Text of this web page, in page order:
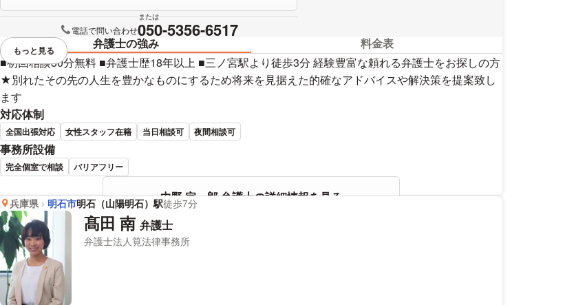
または
電話で問い合わせ050-5356-6517
弁護士の強み
料金表
■初回相談30分無料 ■弁護士歴18年以上 ■三ノ宮駅より徒歩3分 経験豊富な頼れる弁護士をお探しの方
★別れたその先の人生を豊かなものにするため将来を見据えた的確なアドバイスや解決策を提案致し
ます
対応体制
全国出張対応 女性スタッフ在籍 当日相談可 夜間相談可
事務所設備
完全個室で相談 バリアフリー
中野 宗一郎 弁護士の詳細情報を見る
視覚的に省略されている要素を
もっと見る
兵庫県 明石市明石（山陽明石）駅徒歩7分
髙田 南 弁護士
弁護士法人筧法律事務所